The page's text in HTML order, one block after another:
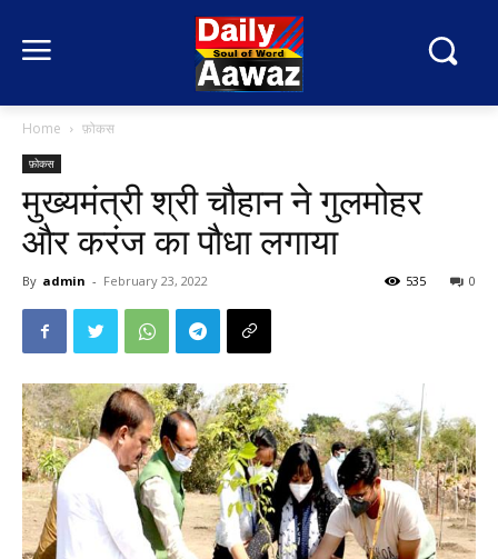
Home फ़ोकस
फ़ोकस
मुख्यमंत्री श्री चौहान ने गुलमोहर
और करंज का पौधा लगाया
By admin - February 23, 2022 0
535